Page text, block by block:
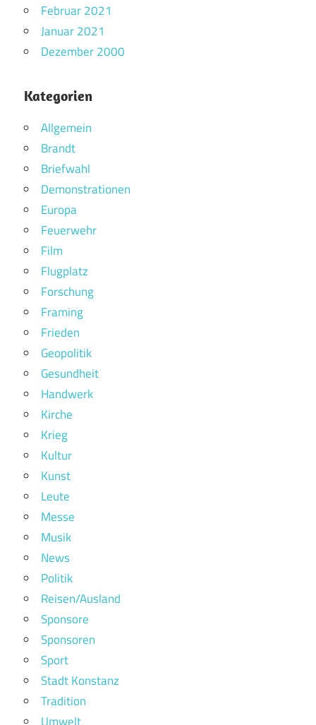
Februar 2021
Januar 2021
Dezember 2000
Kategorien
Allgemein
Brandt
Briefwahl
Demonstrationen
Europa
Feuerwehr
Film
Flugplatz
Forschung
Framing
Frieden
Geopolitik
Gesundheit
Handwerk
Kirche
Krieg
Kultur
Kunst
Leute
Messe
Musik
News
Politik
Reisen/Ausland
Sponsore
Sponsoren
Sport
Stadt Konstanz
Tradition
Umwelt